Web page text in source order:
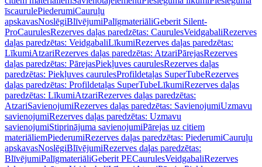
īscaurulePiederumiCauruļu
apskavasNoslēgiBlīvējumiPalīgmateriāliGeberit Silent-
ProCaurulesRezerves daļas paredzētas: CaurulesVeidgabaliRezerves
daļas paredzētas: VeidgabaliLīkumiRezerves daļas paredzētas:
LīkumiAtzariRezerves daļas paredzētas: AtzariPārejasRezerves
daļas paredzētas: PārejasPiekļuves caurulesRezerves daļas
paredzētas: Piekļuves caurulesProfildetaļas SuperTubeRezerves
daļas paredzētas: Profildetaļas SuperTubeLīkumiRezerves daļas
paredzētas: LīkumiAtzariRezerves daļas paredzētas:
AtzariSavienojumiRezerves daļas paredzētas: SavienojumiUzmavu
savienojumiRezerves daļas paredzētas: Uzmavu
savienojumiStiprinājuma savienojumiPārejas uz citiem
materiāliemPiederumiRezerves daļas paredzētas: PiederumiCauruļu
apskavasNoslēgiBlīvējumiRezerves daļas paredzētas:
BlīvējumiPalīgmateriāliGeberit PECaurulesVeidgabaliRezerves